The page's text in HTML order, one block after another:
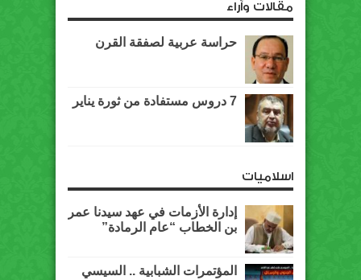
مقالات وآراء
حراسة عربية لصفقة القرن
7 دروس مستفادة من ثورة يناير
اسلاميات
إدارة الأزمات في عهد سيدنا عمر
بن الخطاب “عام الرمادة”
المؤتمرات الشبابية .. السيسي